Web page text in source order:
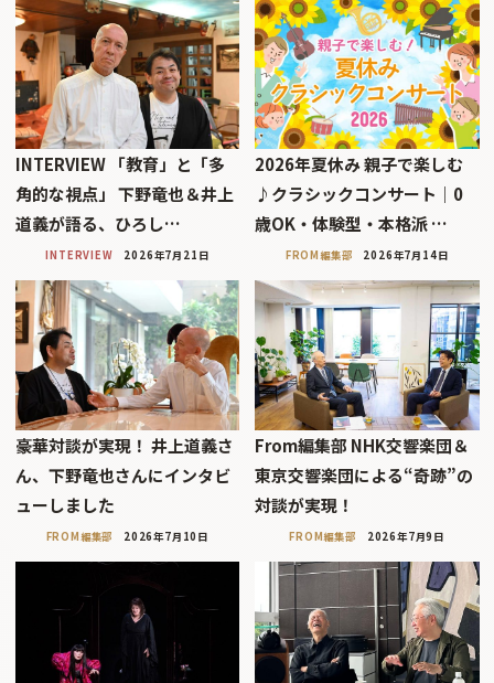
INTERVIEW 「教育」と「多
角的な視点」 下野竜也＆井上
道義が語る、ひろし…
INTERVIEW 2026年7月21日
2026年夏休み 親子で楽しむ
♪クラシックコンサート｜0
歳OK・体験型・本格派 …
FROM編集部 2026年7月14日
豪華対談が実現！ 井上道義さ
ん、下野竜也さんにインタビ
ューしました
FROM編集部 2026年7月10日
From編集部 NHK交響楽団＆
東京交響楽団による“奇跡”の
対談が実現！
FROM編集部 2026年7月9日